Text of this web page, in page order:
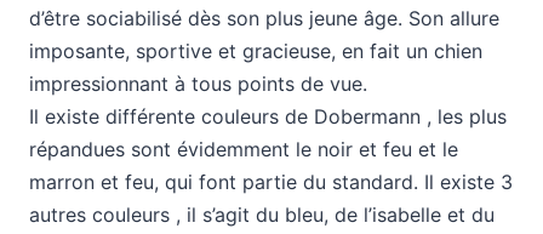
d’être sociabilisé dès son plus jeune âge. Son allure
imposante, sportive et gracieuse, en fait un chien
impressionnant à tous points de vue.
Il existe différente couleurs de Dobermann , les plus
répandues sont évidemment le noir et feu et le
marron et feu, qui font partie du standard. Il existe 3
autres couleurs , il s’agit du bleu, de l’isabelle et du